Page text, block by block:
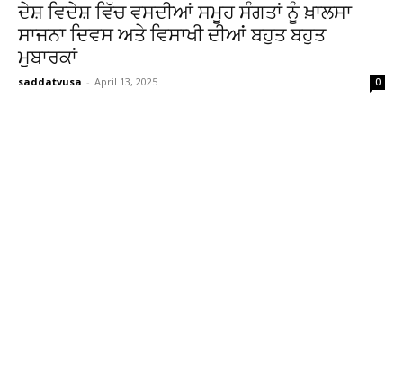
ਦੇਸ਼ ਵਿਦੇਸ਼ ਵਿੱਚ ਵਸਦੀਆਂ ਸਮੂਹ ਸੰਗਤਾਂ ਨੂੰ ਖ਼ਾਲਸਾ
ਸਾਜਨਾ ਦਿਵਸ ਅਤੇ ਵਿਸਾਖੀ ਦੀਆਂ ਬਹੁਤ ਬਹੁਤ
ਮੁਬਾਰਕਾਂ
saddatvusa - April 13, 2025 0